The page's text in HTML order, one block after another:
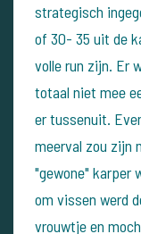
strategisch
of 30- 35 uit de
volle run zijn. Er
totaal niet mee
er tussenuit.
meerval zou zijn
"gewone" karper
om vissen werd
vrouwtje en